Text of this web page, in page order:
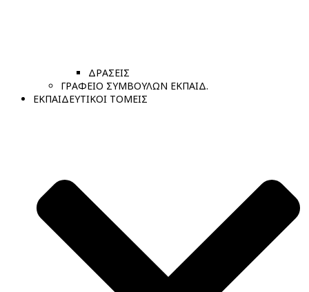
ΔΡΑΣΕΙΣ
ΓΡΑΦΕΙΟ ΣΥΜΒΟΥΛΩΝ ΕΚΠΑΙΔ.
ΕΚΠΑΙΔΕΥΤΙΚΟΙ ΤΟΜΕΙΣ